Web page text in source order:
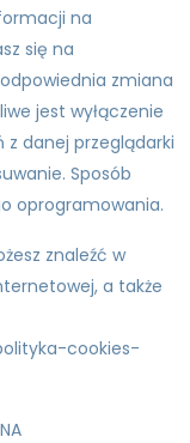
na
się na
zmiana
jest wyłączenie
z danej przeglądarki
Sposób
oprogramowania.
znaleźć w
a także
cookies-